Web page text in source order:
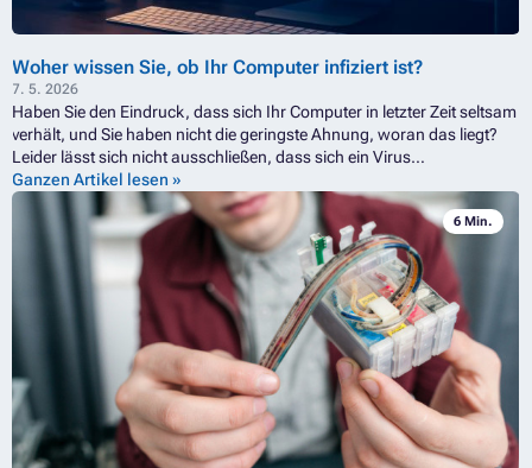
Woher wissen Sie, ob Ihr Computer infiziert ist?
7. 5. 2026
Haben Sie den Eindruck, dass sich Ihr Computer in letzter Zeit seltsam
verhält, und Sie haben nicht die geringste Ahnung, woran das liegt?
Leider lässt sich nicht ausschließen, dass sich ein Virus
eingeschlichen hat, der Ihnen in irgendeiner Weise schaden soll.
Glücklicherweise ist das Erkennen und Entfernen eines solchen Virus
relativ einfach, ebenso wie die Abwehr dagegen. In den folgenden
Zeilen erklären wir Ihnen, was Sie tun müssen und wie Sie dabei
Ganzen Artikel lesen »
6 Min.